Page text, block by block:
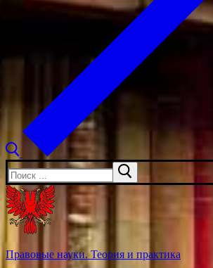
Искать:
Правовые науки. Теория и практика